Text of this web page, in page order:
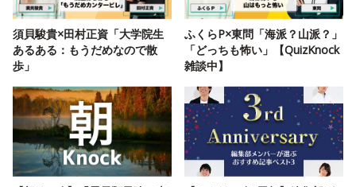
須貝駿貴×田村正資「大学院生
あるある：もうだめなので散
歩」
ふくらP×東問「海派？山派？」
「どっちも怖い」【QuizKnock
雑談中】